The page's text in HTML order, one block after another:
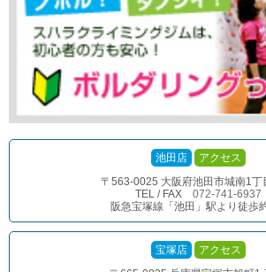
池田店
アクセス
〒563-0025 大阪府池田市城南1丁
TEL / FAX 072-741-6937
阪急宝塚線「池田」駅より徒歩
宝塚店
アクセス